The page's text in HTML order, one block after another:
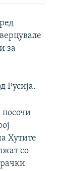
за
Русија.
посочи
Хутите
со